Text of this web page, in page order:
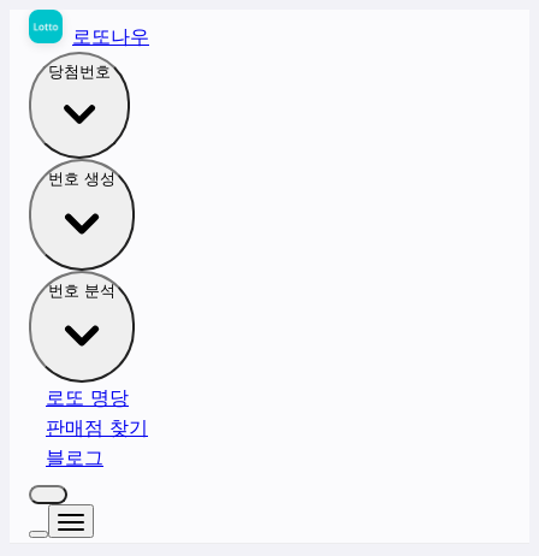
로또나우
당첨번호
번호 생성
번호 분석
로또 명당
판매점 찾기
블로그